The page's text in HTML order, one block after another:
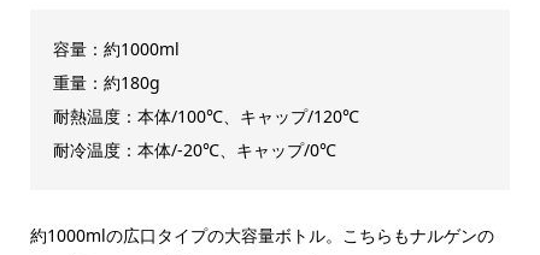
容量：約1000ml
重量：約180g
耐熱温度：本体/100℃、キャップ/120℃
耐冷温度：本体/-20℃、キャップ/0℃
約1000mlの広口タイプの大容量ボトル。こちらもナルゲンの